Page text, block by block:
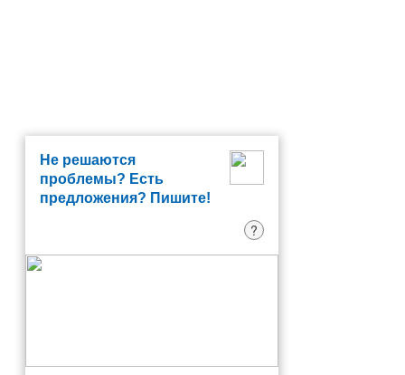
Не решаются
проблемы? Есть
предложения? Пишите!
?